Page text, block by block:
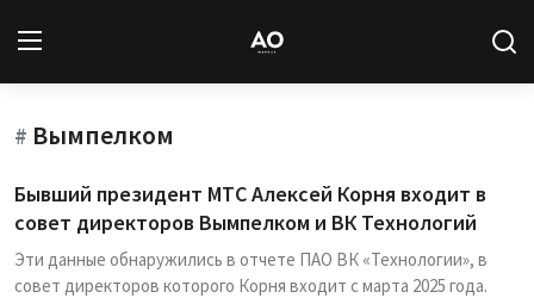
Вход
Новости
Статьи
# Вымпелком
Бывший президент МТС Алексей Корня входит в
совет директоров Вымпелком и ВК Технологий
Эти данные обнаружились в отчете ПАО ВК «Технологии», в
совет директоров которого Корня входит с марта 2025 года.